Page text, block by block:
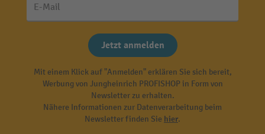
E-Mail
Jetzt anmelden
Mit einem Klick auf "Anmelden" erklären Sie sich bereit,
Werbung von Jungheinrich PROFISHOP in Form von
Newsletter zu erhalten.
Nähere Informationen zur Datenverarbeitung beim
Newsletter finden Sie hier.